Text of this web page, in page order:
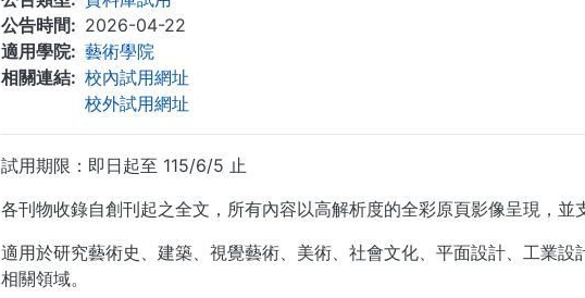
結
公告時間
2026-04-22
適用學院
藝術學院
相關連結
校內試用網址
校外試用網址
試用期限：即日起至 115/6/5 止
各刊物收錄自創刊起之全文，所有內容以高解析度的全彩原頁影像呈現，並
適用於研究藝術史、建築、視覺藝術、美術、社會文化、平面設計、工業
相關領域。